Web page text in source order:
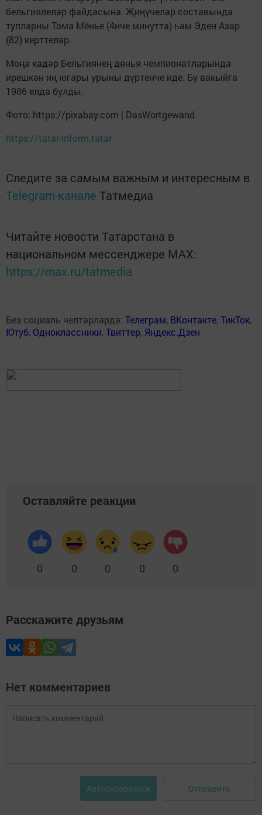
бельгиялеләр файдасына. Җиңүчеләр составында
тупларны Тома Мёнье (4нче минутта) һәм Эден Азар
(82) керттеләр.
Моңа кадәр Бельгиянең дөнья чемпионатларында
ирешкән иң югары урыны дүртенче иде. Бу вакыйга
1986 елда булды.
Фото: https://pixabay.com | DasWortgewand
https://tatar-inform.tatar
Следите за самым важным и интересным в
Telegram-канале Татмедиа
Читайте новости Татарстана в
национальном мессенджере MАХ:
https://max.ru/tatmedia
Без социаль челтәрләрдә: Телеграм, ВКонтакте,ТикТок,
Ютуб, Одноклассники,Твиттер, Яндекс.Дзен
Оставляйте реакции
0 0 0 0 0
Расскажите друзьям
Нет комментариев
Авторизоваться Отправить